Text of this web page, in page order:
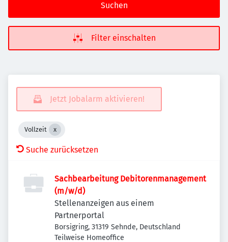
Suchen
Filter einschalten
Jetzt Jobalarm aktivieren!
Vollzeit
Suche zurücksetzen
Sachbearbeitung Debitorenmanagement
(m/w/d)
Stellenanzeigen aus einem
Partnerportal
Borsigring, 31319 Sehnde, Deutschland
Teilweise Homeoffice